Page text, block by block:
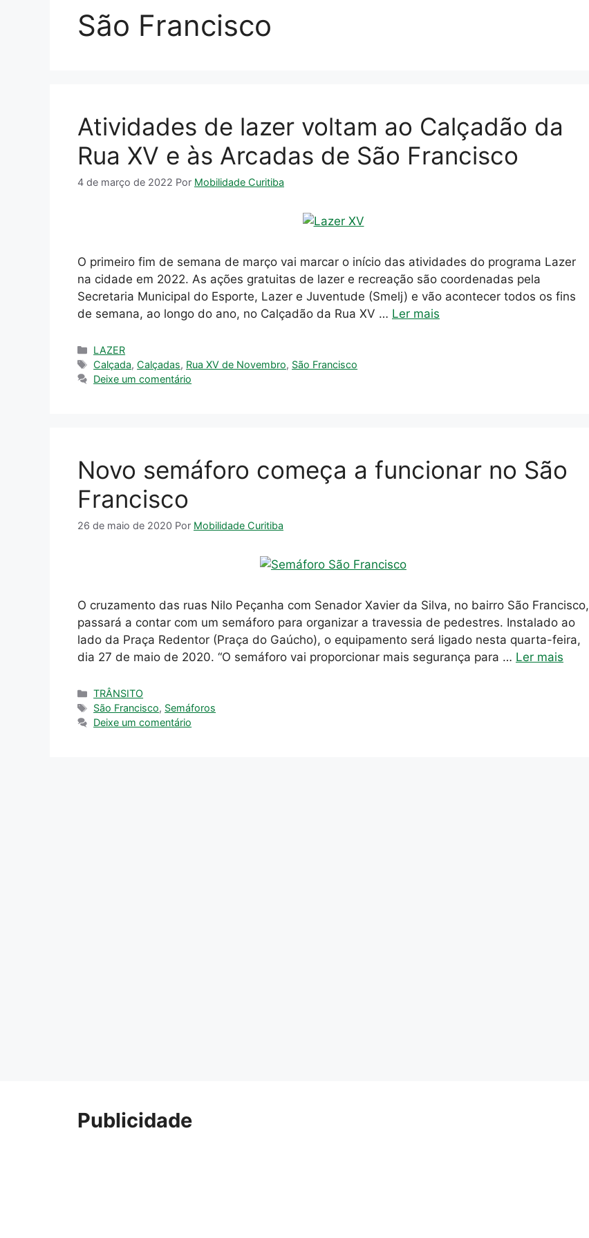
São Francisco
Atividades de lazer voltam ao Calçadão da
Rua XV e às Arcadas de São Francisco
4 de março de 2022 Por Mobilidade Curitiba
O primeiro fim de semana de março vai marcar o início das atividades do programa Lazer
na cidade em 2022. As ações gratuitas de lazer e recreação são coordenadas pela
Secretaria Municipal do Esporte, Lazer e Juventude (Smelj) e vão acontecer todos os fins
de semana, ao longo do ano, no Calçadão da Rua XV … Ler mais
Categorias
LAZER
Tags
Calçada, Calçadas, Rua XV de Novembro, São Francisco
Deixe um comentário
Novo semáforo começa a funcionar no São
Francisco
26 de maio de 2020 Por Mobilidade Curitiba
O cruzamento das ruas Nilo Peçanha com Senador Xavier da Silva, no bairro São Francisco,
passará a contar com um semáforo para organizar a travessia de pedestres. Instalado ao
lado da Praça Redentor (Praça do Gaúcho), o equipamento será ligado nesta quarta-feira,
dia 27 de maio de 2020. “O semáforo vai proporcionar mais segurança para … Ler mais
Categorias
TRÂNSITO
Tags
São Francisco, Semáforos
Deixe um comentário
Publicidade